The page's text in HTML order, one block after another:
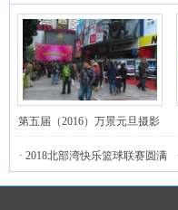
第五届（2016）万景元旦摄影
· 2018北部湾快乐篮球联赛圆满